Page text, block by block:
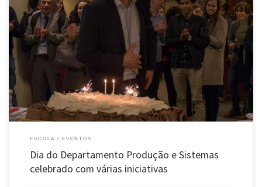
No dia 13 de fevereiro comemorou-se o 43º aniversário do Departamento de Produção e
Sistemas. Para assinalar esta data o DPS preparou um programa dedicado ao tema “A
Engenharia Industrial na era das cidades inteligentes e da ciência de dados”, que incluiu
uma mesa redonda com a presença dos oradores […]
ESCOLA EVENTOS
Dia do Departamento Produção e Sistemas
celebrado com várias iniciativas